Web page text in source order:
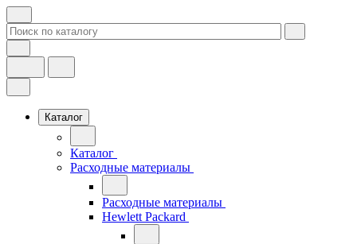
Каталог
Каталог
Расходные материалы
Расходные материалы
Hewlett Packard